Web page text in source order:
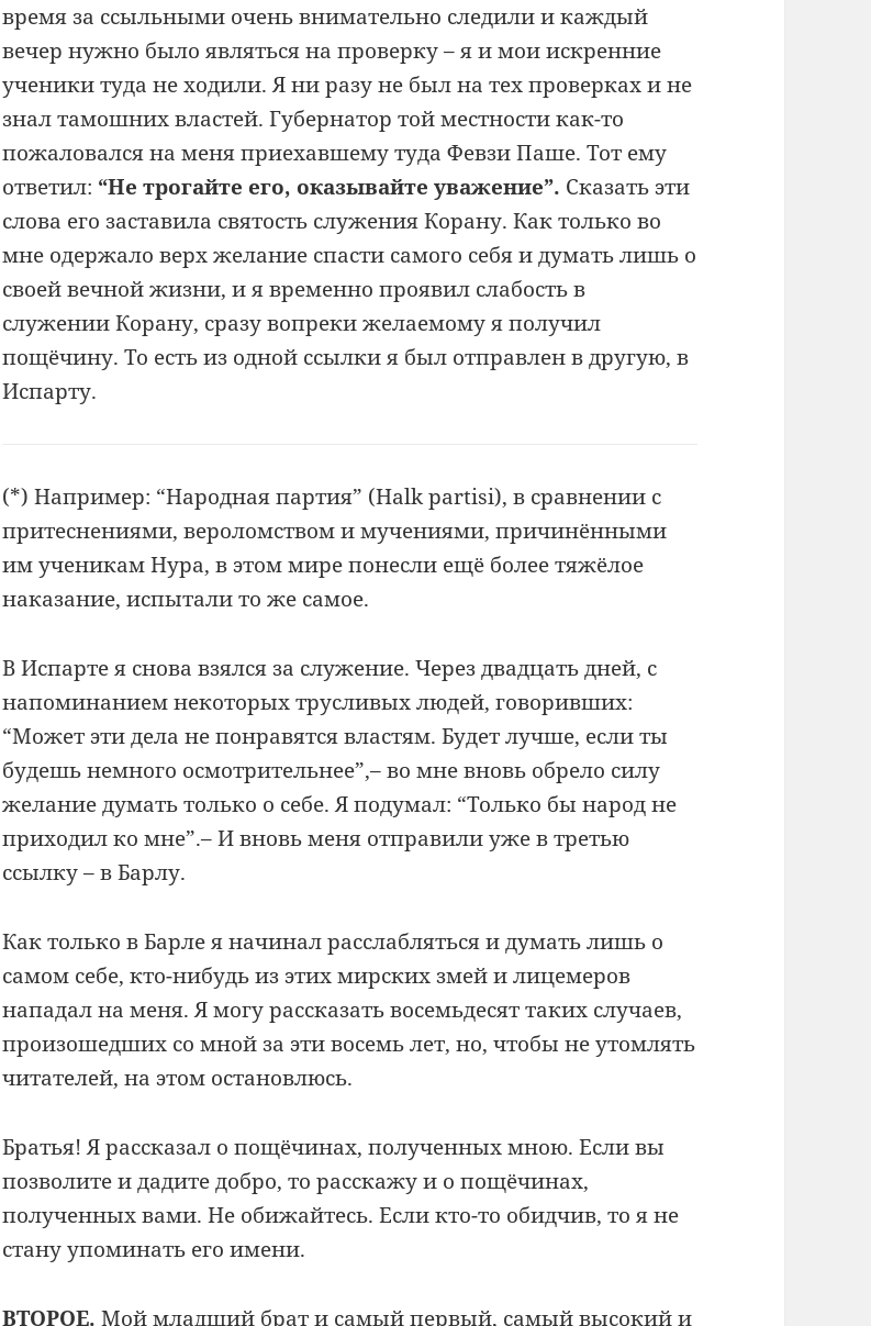
время за ссыльными очень внимательно следили и каждый
вечер нужно было являться на проверку – я и мои искренние
ученики туда не ходили. Я ни разу не был на тех проверках и не
знал тамошних властей. Губернатор той местности как-то
пожаловался на меня приехавшему туда Февзи Паше. Тот ему
ответил: “Не трогайте его, оказывайте уважение”. Сказать эти
слова его заставила святость служения Корану. Как только во
мне одержало верх желание спасти самого себя и думать лишь о
своей вечной жизни, и я временно проявил слабость в
служении Корану, сразу вопреки желаемому я получил
пощёчину. То есть из одной ссылки я был отправлен в другую, в
Испарту.
(*) Например: “Народная партия” (Halk partisi), в сравнении с
притеснениями, вероломством имучениями, причинёнными
им ученикамНура, в этом мире понесли ещё болеетяжёлое
наказание, испытали то же самое.
В Испарте я снова взялся за служение. Через двадцать дней, с
напоминанием некоторых трусливых людей, говоривших:
“Может эти дела не понравятся властям. Будет лучше, если ты
будешь немного осмотрительнее”,– во мне вновь обрело силу
желание думать только о себе. Я подумал: “Только бы народ не
приходил ко мне”.– И вновь меня отправили уже в третью
ссылку – в Барлу.
Как только в Барле я начинал расслабляться и думать лишь о
самом себе, кто-нибудь из этих мирских змей и лицемеров
нападал на меня. Я могу рассказать восемьдесят таких случаев,
произошедших со мной за эти восемь лет, но, чтобы не утомлять
читателей, на этом остановлюсь.
Братья! Я рассказал о пощёчинах, полученных мною. Если вы
позволите и дадите добро, то расскажу и о пощёчинах,
полученных вами. Не обижайтесь. Если кто-то обидчив, то я не
стану упоминать его имени.
ВТОРОЕ. Мой младший брат и самый первый, самый высокий и